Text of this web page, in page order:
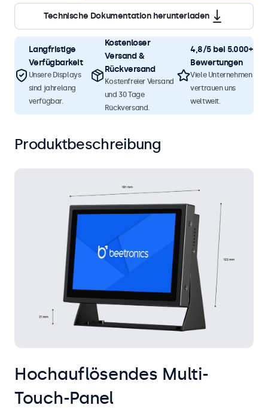
Technische Dokumentation herunterladen
Langfristige
Verfügbarkeit
Unsere Displays
sind jahrelang
verfügbar.
Kostenloser
Versand &
Rückversand
Kostenfreier Versand
und 30 Tage
Rückversand.
4,8/5 bei 5.000+
Bewertungen
Viele Unternehmen
vertrauen uns
weltweit.
Produktbeschreibung
Hochauflösendes Multi-
Touch-Panel